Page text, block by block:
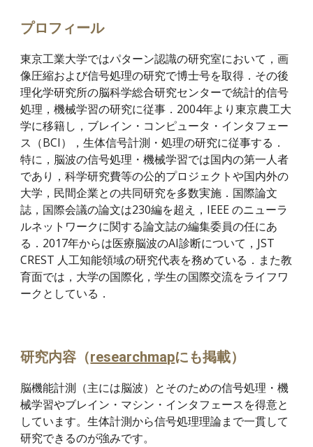
プロフィール
東京工業大学ではパターン認識の研究室において，画
像圧縮および信号処理の研究で博士号を取得．その後
理化学研究所の脳科学総合研究センターで統計的信号
処理，機械学習の研究に従事．2004年より東京農工大
学に移籍し，ブレイン・コンピュータ・インタフェー
ス（BCI），生体信号計測・処理の研究に従事する．
特に，脳波の信号処理・機械学習では国内の第一人者
であり，科学研究費等の公的プロジェクトや国内外の
大学，民間企業との共同研究を多数実施．国際論文
誌，国際会議の論文は230編を超え，IEEE のニューラ
ルネットワークに関する論文誌の編集委員の任にあ
る．2017年からは医療脳波のAI診断について，JST
CREST 人工知能領域の研究代表を務めている．また教
育面では，大学の国際化，学生の国際交流をライフワ
ークとしている．
研究内容（researchmapにも掲載）
脳機能計測（主には脳波）とそのための信号処理・機
械学習やブレイン・マシン・インタフェースを得意と
しています。生体計測から信号処理理論まで一貫して
研究できるのが強みです。